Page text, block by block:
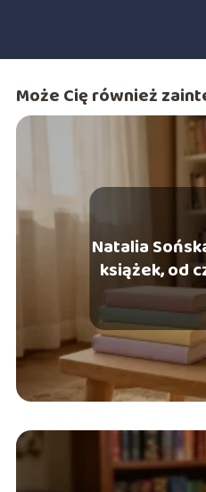
Może Cię również
Natalia
książek, od